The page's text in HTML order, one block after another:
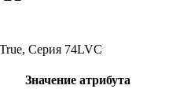
Серия 74LVC
Значение атрибута